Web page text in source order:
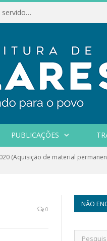
Conselho Municipal de Assistência Social realiza oficina aos servidores
PUBLICAÇÕES
2020 (Aquisição de material
0
NÃO